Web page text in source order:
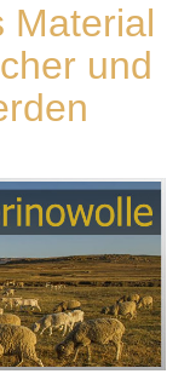
Material
und